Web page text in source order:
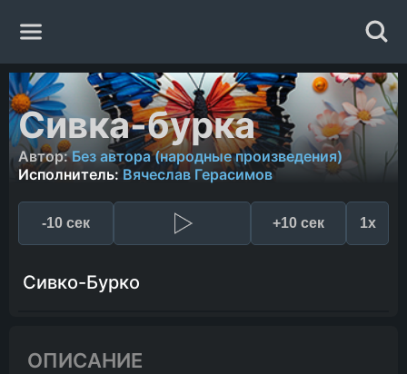
Главная
Жанры
Авторы
Исполнители
Сивка-бурка
Автор:Без автора (народные произведения)
Исполнитель: Вячеслав Герасимов
-10 сек +10 сек 1x
Сивко-Бурко
ОПИСАНИЕ